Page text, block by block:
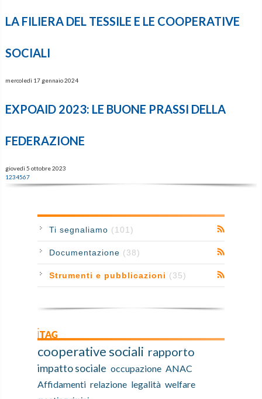
LA FILIERA DEL TESSILE E LE COOPERATIVE
SOCIALI
mercoledì 17 gennaio 2024
EXPOAID 2023: LE BUONE PRASSI DELLA
FEDERAZIONE
giovedì 5 ottobre 2023
1234567
Ti segnaliamo (101)
Documentazione (38)
Strumenti e pubblicazioni (35)
iTAG
cooperative sociali rapporto
impatto sociale occupazione ANAC
Affidamenti relazione legalità welfare